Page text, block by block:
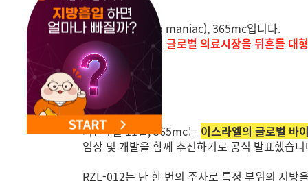
안녕하세요.
지방 하나만(Lipo maniac), 365mc입니다.
365mc가 또 한번 글로벌 의료시장을 뒤흔들 대
지난 7월 11일, 365mc는 이스라엘의 글로벌
임상 및 개발을 함께 추진하기로 공식 발표했습
RZL-012는 단 한 번의 주사로 특정 부위의 지방